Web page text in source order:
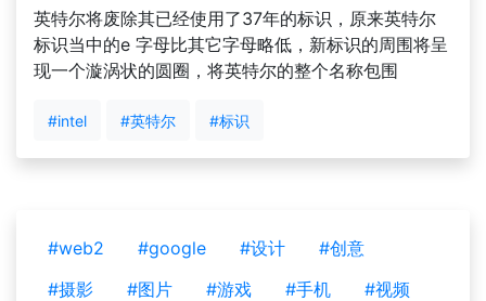
英特尔将废除其已经使用了37年的标识，原来英特尔
标识当中的e 字母比其它字母略低，新标识的周围将呈
现一个漩涡状的圆圈，将英特尔的整个名称包围
#intel #英特尔 #标识
#web2 #google #设计
#创意
#摄影
#图片 #游戏 #手机
#视频